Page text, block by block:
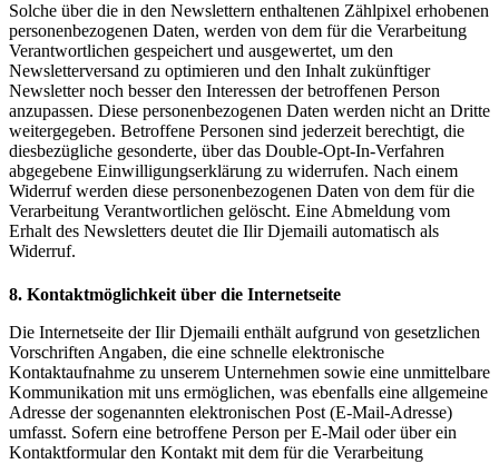
Solche über die in den Newslettern enthaltenen Zählpixel erhobenen
personenbezogenen Daten, werden von dem für die Verarbeitung
Verantwortlichen gespeichert und ausgewertet, um den
Newsletterversand zu optimieren und den Inhalt zukünftiger
Newsletter noch besser den Interessen der betroffenen Person
anzupassen. Diese personenbezogenen Daten werden nicht an Dritte
weitergegeben. Betroffene Personen sind jederzeit berechtigt, die
diesbezügliche gesonderte, über das Double-Opt-In-Verfahren
abgegebene Einwilligungserklärung zu widerrufen. Nach einem
Widerruf werden diese personenbezogenen Daten von dem für die
Verarbeitung Verantwortlichen gelöscht. Eine Abmeldung vom
Erhalt des Newsletters deutet die Ilir Djemaili automatisch als
Widerruf.
8. Kontaktmöglichkeit über die Internetseite
Die Internetseite der Ilir Djemaili enthält aufgrund von gesetzlichen
Vorschriften Angaben, die eine schnelle elektronische
Kontaktaufnahme zu unserem Unternehmen sowie eine unmittelbare
Kommunikation mit uns ermöglichen, was ebenfalls eine allgemeine
Adresse der sogenannten elektronischen Post (E-Mail-Adresse)
umfasst. Sofern eine betroffene Person per E-Mail oder über ein
Kontaktformular den Kontakt mit dem für die Verarbeitung